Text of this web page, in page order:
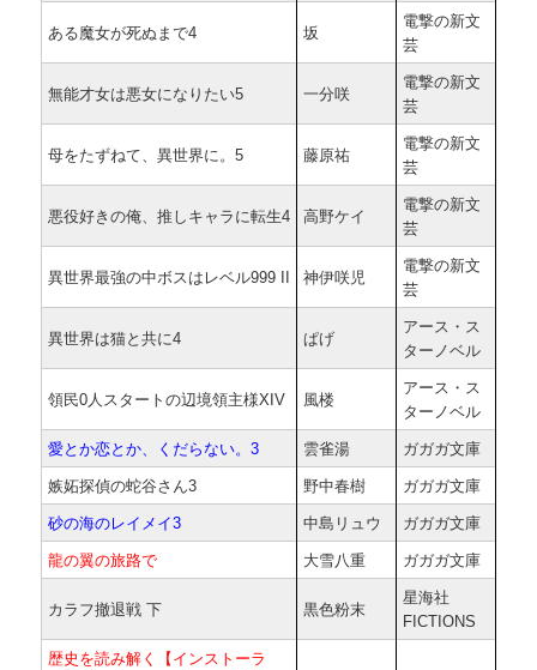
ある魔女が死ぬまで4 坂
電撃の新文
芸
無能才女は悪女になりたい5 一分咲
電撃の新文
芸
母をたずねて、異世界に。5 藤原祐
電撃の新文
芸
悪役好きの俺、推しキャラに転生4 高野ケイ
電撃の新文
芸
異世界最強の中ボスはレベル999 II 神伊咲児
電撃の新文
芸
異世界は猫と共に4 ぱげ
アース・ス
ターノベル
領民0人スタートの辺境領主様XIV 風楼
アース・ス
ターノベル
愛とか恋とか、くだらない。3 雲雀湯 ガガガ文庫
嫉妬探偵の蛇谷さん3 野中春樹 ガガガ文庫
砂の海のレイメイ3 中島リュウ ガガガ文庫
龍の翼の旅路で 大雪八重 ガガガ文庫
カラフ撤退戦 下 黒色粉末
星海社
FICTIONS
歴史を読み解く【インストーラ